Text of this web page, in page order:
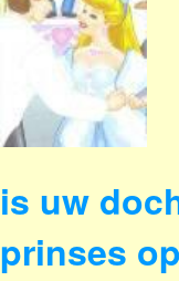
is uw
prinses